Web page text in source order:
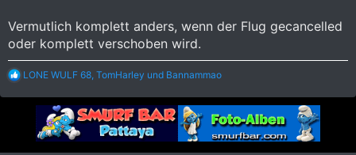
Vermutlich komplett anders, wenn der Flug gecancelled
oder komplett verschoben wird.
R
a
LONE WULF 68 TomHarley und Bannammao